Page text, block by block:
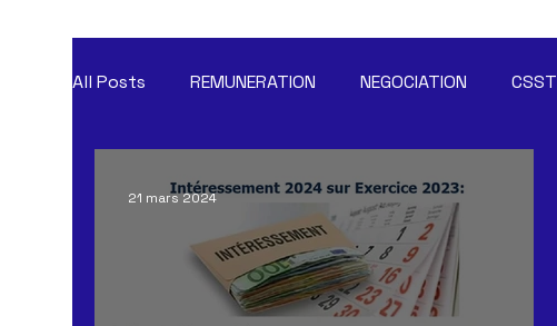
All Posts REMUNERATION NEGOCIATION CSST
REORGANISATION CONGES CSSCT
21 mars 2024